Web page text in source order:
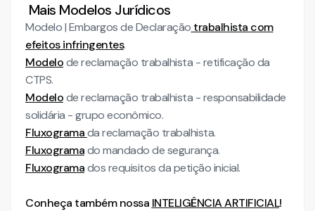
Mais Modelos Jurídicos
Modelo | Embargos de Declaração trabalhista com
efeitos infringentes.
Modelode reclamação trabalhista - retificação da
CTPS.
Modelode reclamação trabalhista - responsabilidade
solidária - grupo econômico.
Fluxogramada reclamação trabalhista.
Fluxogramado mandado de segurança.
Fluxogramados requisitos da petição inicial.
Conheça também nossa INTELIGÊNCIA ARTIFICIAL!